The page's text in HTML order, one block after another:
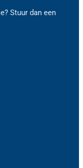
Stuur dan een